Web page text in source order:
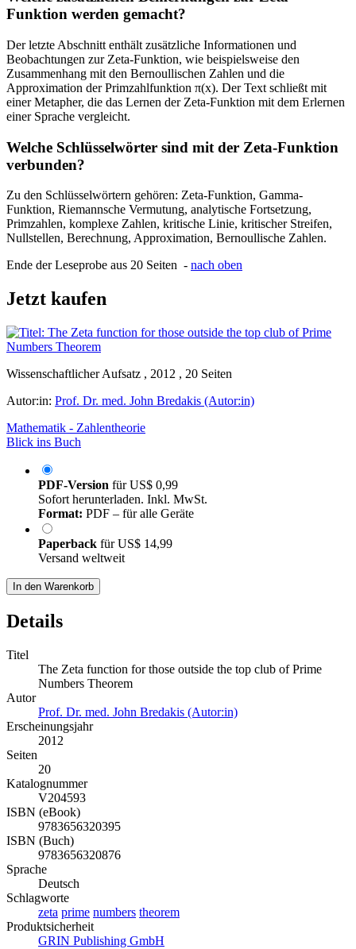
Funktion werden gemacht?
Der letzte Abschnitt enthält zusätzliche Informationen und
Beobachtungen zur Zeta-Funktion, wie beispielsweise den
Zusammenhang mit den Bernoullischen Zahlen und die
Approximation der Primzahlfunktion π(x). Der Text schließt mit
einer Metapher, die das Lernen der Zeta-Funktion mit dem Erlernen
einer Sprache vergleicht.
Welche Schlüsselwörter sind mit der Zeta-Funktion
verbunden?
Zu den Schlüsselwörtern gehören: Zeta-Funktion, Gamma-
Funktion, Riemannsche Vermutung, analytische Fortsetzung,
Primzahlen, komplexe Zahlen, kritische Linie, kritischer Streifen,
Nullstellen, Berechnung, Approximation, Bernoullische Zahlen.
Ende der Leseprobe aus 20 Seiten - nach oben
Jetzt kaufen
Wissenschaftlicher Aufsatz , 2012 , 20 Seiten
Autor:in: Prof. Dr. med. John Bredakis (Autor:in)
Mathematik - Zahlentheorie
Blick ins Buch
PDF-Version fürUS$ 0,99
Sofort herunterladen. Inkl. MwSt.
Format: PDF – für alle Geräte
Paperback fürUS$ 14,99
Versand weltweit
In den Warenkorb
Details
Titel
The Zeta function for those outside the top club of Prime
Numbers Theorem
Autor
Prof. Dr. med. John Bredakis (Autor:in)
Erscheinungsjahr
2012
Seiten
20
Katalognummer
V204593
ISBN (eBook)
9783656320395
ISBN (Buch)
9783656320876
Sprache
Deutsch
Schlagworte
zeta prime numbers theorem
Produktsicherheit
GRIN Publishing GmbH